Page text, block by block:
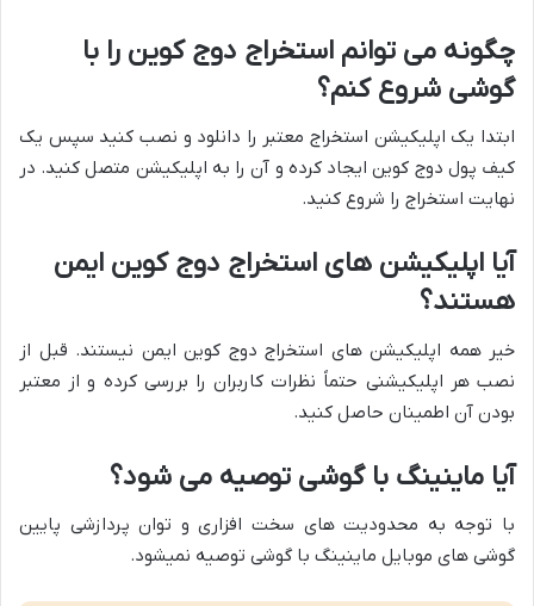
چگونه می توانم استخراج دوج کوین را با
گوشی شروع کنم؟
ابتدا یک اپلیکیشن استخراج معتبر را دانلود و نصب کنید سپس یک
کیف پول دوج کوین ایجاد کرده و آن را به اپلیکیشن متصل کنید. در
نهایت استخراج را شروع کنید.
آیا اپلیکیشن های استخراج دوج کوین ایمن
هستند؟
خیر همه اپلیکیشن های استخراج دوج کوین ایمن نیستند. قبل از
نصب هر اپلیکیشنی حتماً نظرات کاربران را بررسی کرده و از معتبر
بودن آن اطمینان حاصل کنید.
آیا ماینینگ با گوشی توصیه می شود؟
با توجه به محدودیت های سخت افزاری و توان پردازشی پایین
گوشی های موبایل ماینینگ با گوشی توصیه نمیشود.